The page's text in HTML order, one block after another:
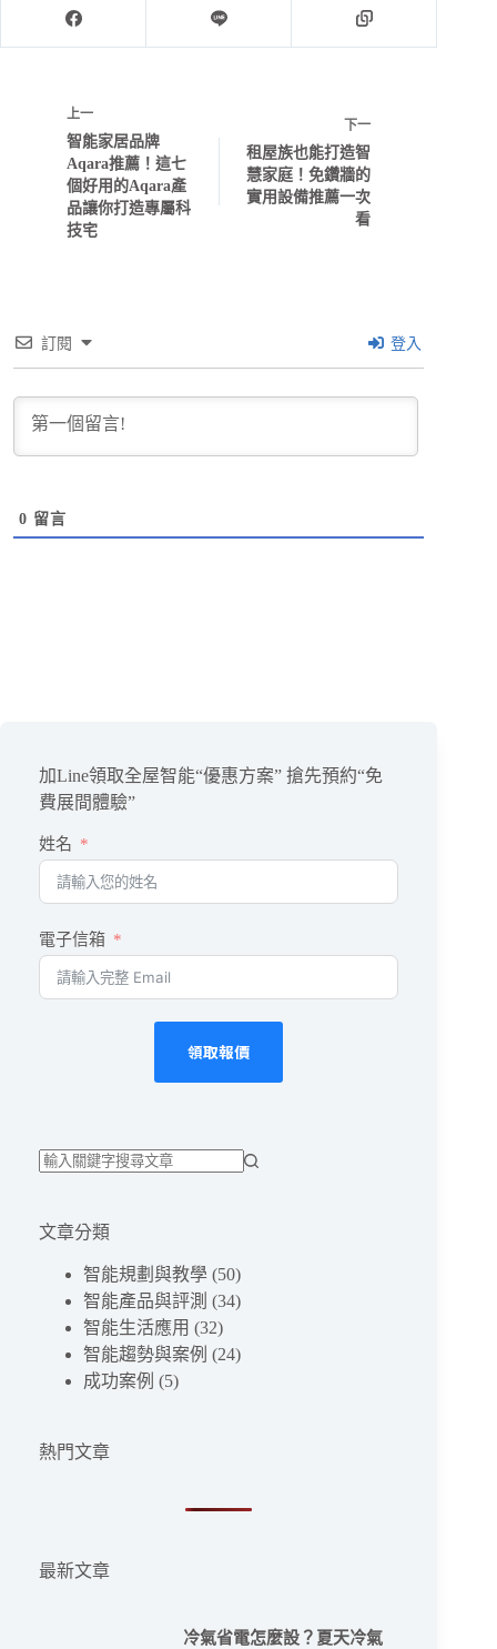
上一
智能家居品牌
Aqara推薦！這七
個好用的Aqara產
品讓你打造專屬科
技宅
下一
租屋族也能打造智
慧家庭！免鑽牆的
實用設備推薦一次
看
訂閱 登入
0 留言
加Line領取全屋智能“優惠方案” 搶先預約“免
費展間體驗”
姓名
電子信箱
領取報價
到
文章分類
智能規劃與教學 (50)
智能產品與評測 (34)
智能生活應用 (32)
智能趨勢與案例 (24)
成功案例 (5)
熱門文章
最新文章
冷氣省電怎麼設？夏天冷氣